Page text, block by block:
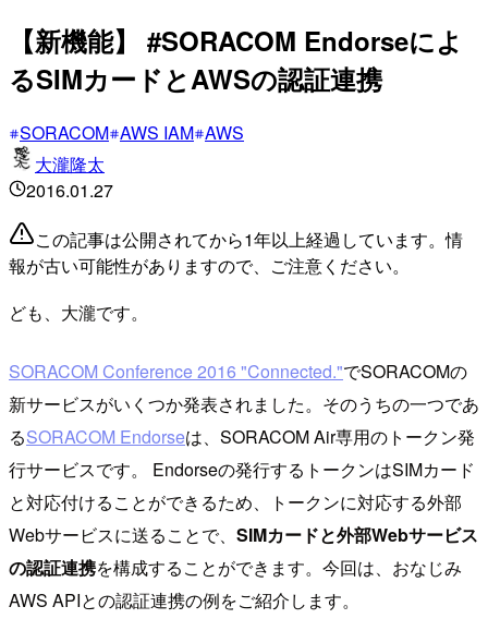
【新機能】 #SORACOM Endorseによ
るSIMカードとAWSの認証連携
SORACOM AWS IAM AWS
大瀧隆太
2016.01.27
この記事は公開されてから1年以上経過しています。情
報が古い可能性がありますので、ご注意ください。
ども、大瀧です。
SORACOM Conference 2016 "Connected."でSORACOMの
新サービスがいくつか発表されました。そのうちの一つであ
るSORACOM Endorseは、SORACOM Air専用のトークン発
行サービスです。 Endorseの発行するトークンはSIMカード
と対応付けることができるため、トークンに対応する外部
Webサービスに送ることで、 SIMカードと外部Webサービス
の認証連携を構成することができます。今回は、おなじみ
AWS APIとの認証連携の例をご紹介します。